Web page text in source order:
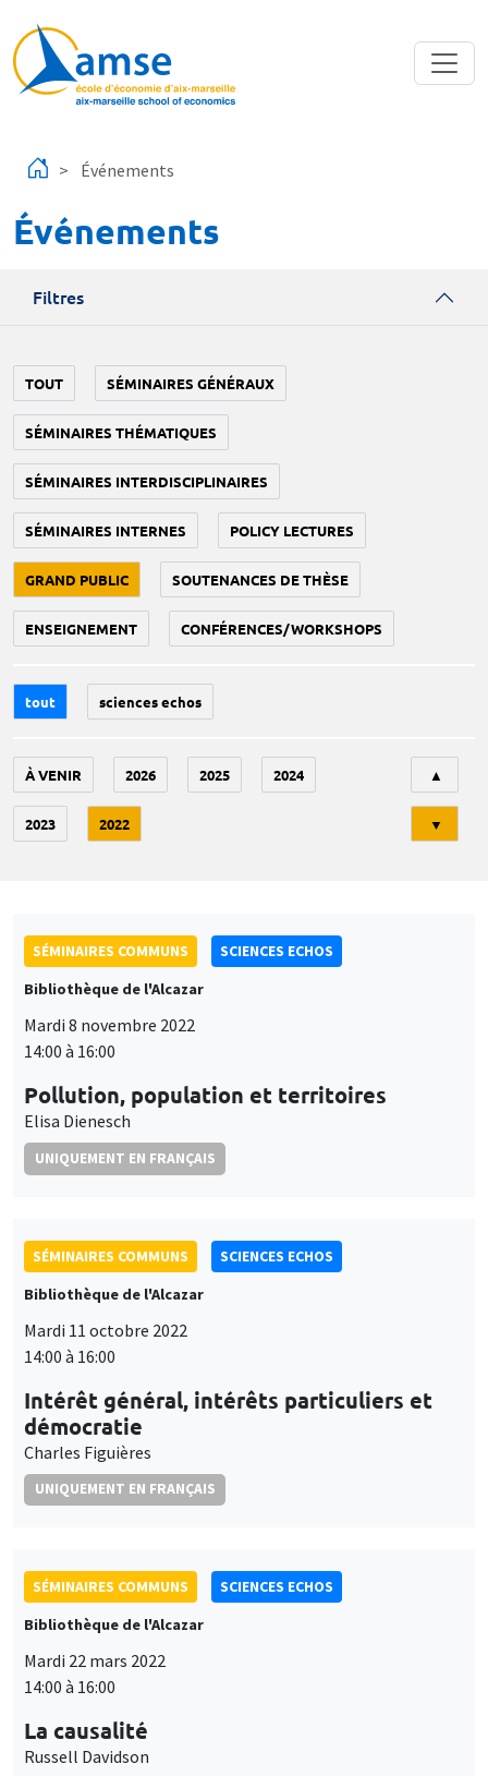
Événements
Événements
Filtres
TOUT SÉMINAIRES GÉNÉRAUX
SÉMINAIRES THÉMATIQUES
SÉMINAIRES INTERDISCIPLINAIRES
SÉMINAIRES INTERNES POLICY LECTURES
GRAND PUBLIC SOUTENANCES DE THÈSE
ENSEIGNEMENT CONFÉRENCES/WORKSHOPS
tout sciences echos
À VENIR 2026 2025 2024
2023 2022
▲
▼
SÉMINAIRES COMMUNS
SCIENCES ECHOS
Bibliothèque de l'Alcazar
Mardi 8 novembre 2022
14:00 à 16:00
Pollution, population et territoires
Elisa Dienesch
UNIQUEMENT EN FRANÇAIS
SÉMINAIRES COMMUNS
SCIENCES ECHOS
Bibliothèque de l'Alcazar
Mardi 11 octobre 2022
14:00 à 16:00
Intérêt général, intérêts particuliers et
démocratie
Charles Figuières
UNIQUEMENT EN FRANÇAIS
SÉMINAIRES COMMUNS
SCIENCES ECHOS
Bibliothèque de l'Alcazar
Mardi 22 mars 2022
14:00 à 16:00
La causalité
Russell Davidson